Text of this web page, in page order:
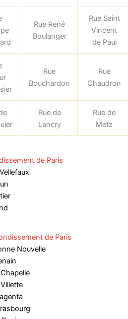
Rue René
Boulanger
Rue Saint
Vincent
de Paul
Rue
Bouchardon
Rue
Chaudron
Rue de
Lancry
Rue de
Metz
de Paris
de Paris
Nouvelle